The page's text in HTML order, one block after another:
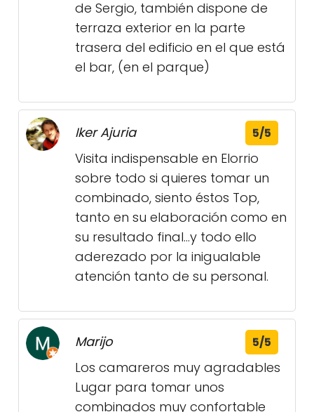
de Sergio, también dispone de
terraza exterior en la parte
trasera del edificio en el que está
el bar, (en el parque)
Iker Ajuria 5/5
Visita indispensable en Elorrio
sobre todo si quieres tomar un
combinado, siento éstos Top,
tanto en su elaboración como en
su resultado final...y todo ello
aderezado por la inigualable
atención tanto de su personal.
Marijo 5/5
Los camareros muy agradables
Lugar para tomar unos
combinados muy confortable